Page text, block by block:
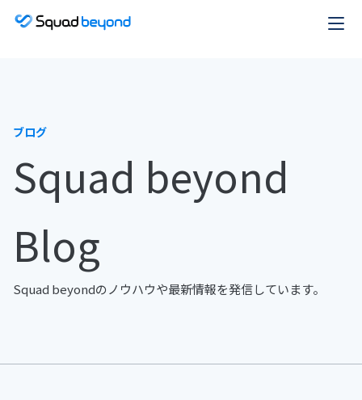
ブログ
Squad beyond
Blog
Squad beyondのノウハウや最新情報を発信しています。